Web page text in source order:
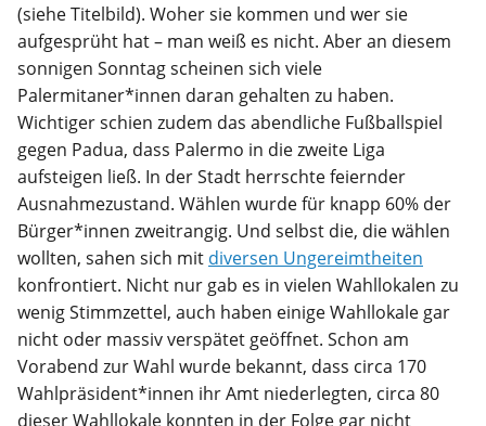
(siehe Titelbild). Woher sie kommen und wer sie
aufgesprüht hat – man weiß es nicht. Aber an diesem
sonnigen Sonntag scheinen sich viele
Palermitaner*innen daran gehalten zu haben.
Wichtiger schien zudem das abendliche Fußballspiel
gegen Padua, dass Palermo in die zweite Liga
aufsteigen ließ. In der Stadt herrschte feiernder
Ausnahmezustand. Wählen wurde für knapp 60% der
Bürger*innen zweitrangig. Und selbst die, die wählen
wollten, sahen sich mit diversen Ungereimtheiten
konfrontiert. Nicht nur gab es in vielen Wahllokalen zu
wenig Stimmzettel, auch haben einige Wahllokale gar
nicht oder massiv verspätet geöffnet. Schon am
Vorabend zur Wahl wurde bekannt, dass circa 170
Wahlpräsident*innen ihr Amt niederlegten, circa 80
dieser Wahllokale konnten in der Folge gar nicht